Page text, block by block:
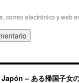
correo electrónico y web
– ある帰国子女